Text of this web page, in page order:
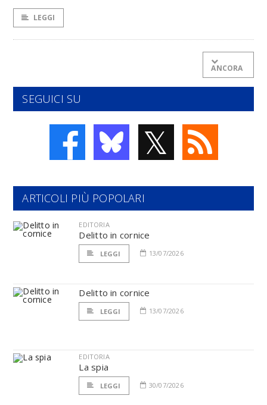
LEGGI
ANCORA
SEGUICI SU
𝕏
ARTICOLI PIÙ POPOLARI
EDITORIA
Delitto in cornice
LEGGI 13/07/2026
Delitto in cornice
LEGGI 13/07/2026
EDITORIA
La spia
LEGGI 30/07/2026